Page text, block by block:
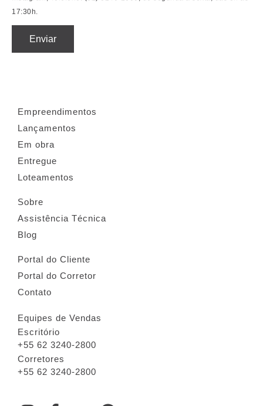
17:30h.
Enviar
Empreendimentos
Lançamentos
Em obra
Entregue
Loteamentos
Sobre
Assistência Técnica
Blog
Portal do Cliente
Portal do Corretor
Contato
Equipes de Vendas
Escritório
+55 62 3240-2800
Corretores
+55 62 3240-2800